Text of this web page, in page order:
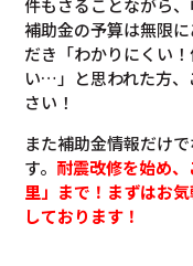
補助金の予算は無限
だき「わかりにくい
い…」と思われた方
さい！
また補助金情報だけ
す。 耐震改修を始め
里」まで！まずはお
しております！